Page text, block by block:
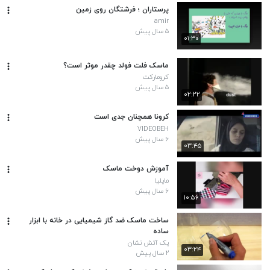
۰۱:۳۰
پرستاران ؛ فرشتگان روی زمین
amir
۵ سال پیش
۰۲:۲۲
ماسک فلت فولد چقدر موثر است؟
کرومارکت
۵ سال پیش
۰۳:۴۵
کرونا همچنان جدی است
VIDEOBEH
۶ سال پیش
۱۰:۵۶
آموزش دوخت ماسک
مایلیا
۶ سال پیش
۰۳:۲۴
ساخت ماسک ضد گاز شیمیایی در خانه با ابزار
ساده
یک آتش نشان
۲ سال پیش